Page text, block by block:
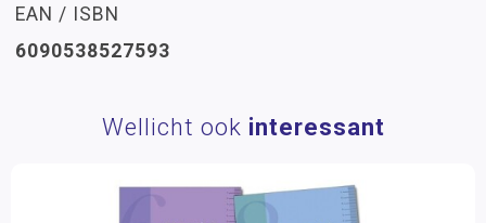
EAN / ISBN
6090538527593
Wellicht ook interessant